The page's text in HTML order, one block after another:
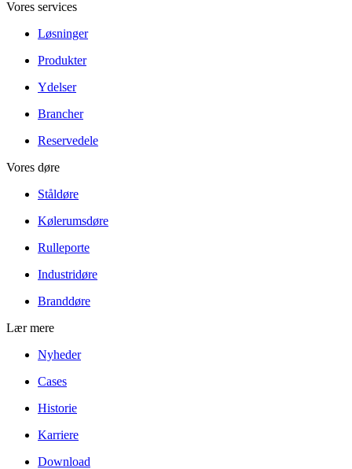
Vores services
Løsninger
Produkter
Ydelser
Brancher
Reservedele
Vores døre
Ståldøre
Kølerumsdøre
Rulleporte
Industridøre
Branddøre
Lær mere
Nyheder
Cases
Historie
Karriere
Download